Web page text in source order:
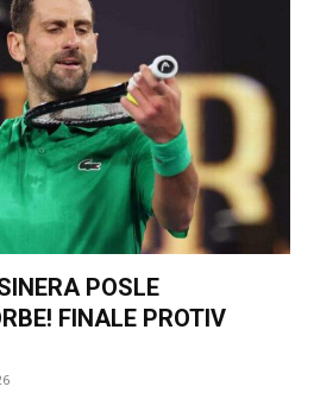
POSLE
FINALE PROTIV